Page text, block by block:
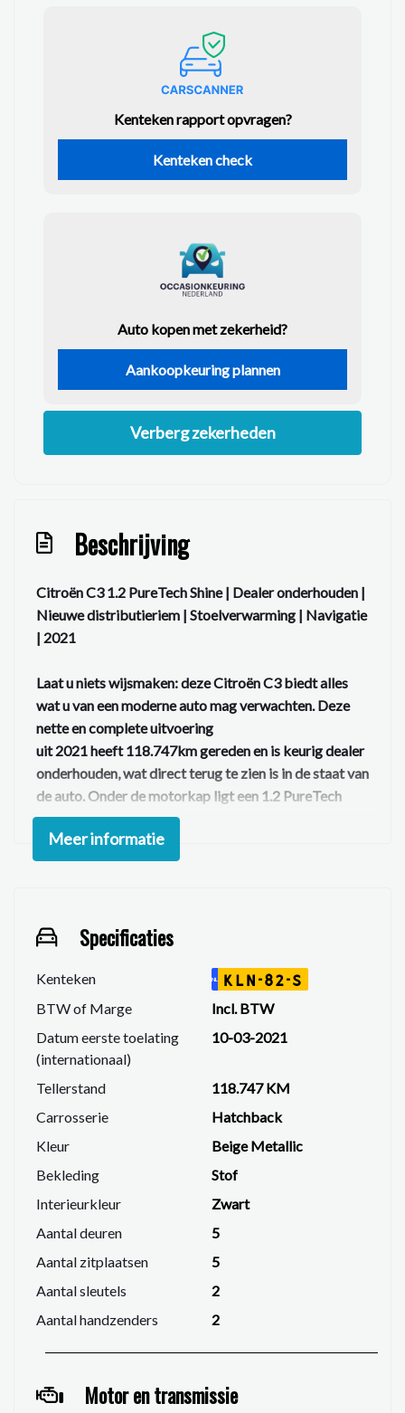
Kenteken rapport opvragen?
Kenteken check
Auto kopen met zekerheid?
Aankoopkeuring plannen
Verberg zekerheden
Beschrijving
Citroën C3 1.2 PureTech Shine | Dealer onderhouden |
Nieuwe distributieriem | Stoelverwarming | Navigatie
| 2021
Laat u niets wijsmaken: deze Citroën C3 biedt alles
wat u van een moderne auto mag verwachten. Deze
nette en complete uitvoering
uit 2021 heeft 118.747km gereden en is keurig dealer
onderhouden, wat direct terug te zien is in de staat van
de auto. Onder de motorkap ligt een 1.2 PureTech
benzinemotor (83 pk), gekoppeld aan
een handgeschakelde versnellingsbak. Perfect voor
zowel stadsverkeer als langere ritten.
✔Dealer onderhouden
Distributieriem recent vervangen
kostenpost al gedaan)
Navigatiesysteem
✔ Parkeersensoren
✔ Cruise control
✔ Airconditioning
✔ ISOFIX-aansluiting
Onderhoud & betrouwbaarheid
aantoonbaar dealer onderhouden
fabrieksspecificaties is uitgevoerd. Daarnaast is
dedistributieriem recent vervangen
pluspunt dat u als koper direct zekerheid en
Comfort & gebruiksgemak
parkeersensoren is deze auto van alle gemakken
Meer informatie
Specificaties
Kenteken NL KLN-82-S
BTW of Marge
Incl. BTW
Datum eerste toelating
(internationaal)
10-03-2021
Tellerstand
118.747 KM
Carrosserie
Hatchback
Kleur
Beige Metallic
Bekleding
Stof
Interieurkleur
Zwart
Aantal deuren
5
Aantal zitplaatsen
5
Aantal sleutels
2
Aantal handzenders
2
Motor en transmissie